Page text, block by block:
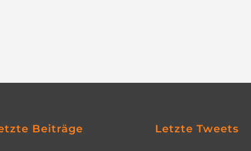
Beiträge Letzte Tweets